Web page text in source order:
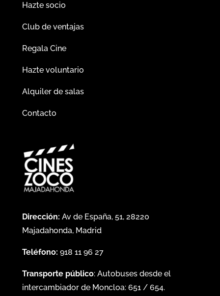
Hazte socio
Club de ventajas
Regala Cine
Hazte voluntario
Alquiler de salas
Contacto
Dirección: Av de España, 51, 28220
Majadahonda, Madrid
Teléfono: 918 11 96 27
Transporte público: Autobuses desde el
intercambiador de Moncloa: 651/ 654.